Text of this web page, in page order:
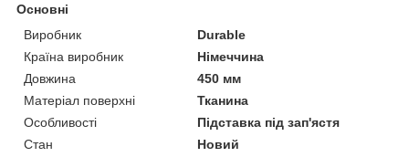
Основні
Виробник
Durable
Країна виробник
Німеччина
Довжина
450 мм
Матеріал поверхні
Тканина
Особливості
Підставка під зап'ястя
Стан
Новий